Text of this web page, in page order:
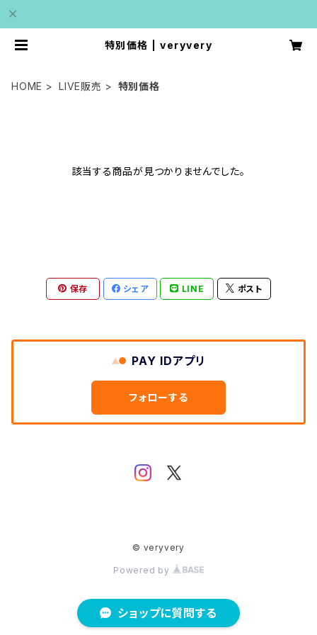
特別価格 | veryvery
HOME LIVE販売 特別価格
該当する商品が見つかりませんでした。
保存 シェア LINE ポスト
PAY IDアプリ
フォローする
© veryvery
Powered by
ショップに質問する